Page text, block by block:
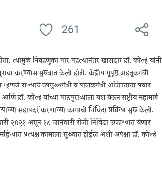
त्यामुळे निवडणुका पार पडल्यानंतर खासदार डॉ. कोल्हे यांनी
करण्यास सुरुवात केली होती. केंद्रीय भूपृष्ठ वाहतूकमंत्री
म्हणजे राज्याचे उपमुख्यमंत्री व पालकमंत्री अजितदादा पवार
डॉ. कोल्हे यांच्या पाठपुराव्याला यश येऊन राष्ट्रीय महामार्ग
सहापदरीकरणाच्या कामाची निविदा प्रक्रिया सुरू केली.
२०२१ असून १८ जानेवारी रोजी निविदा उघडण्यात येणार
प्रत्यक्ष कामाला सुरुवात होईल अशी अपेक्षा डॉ. कोल्हे